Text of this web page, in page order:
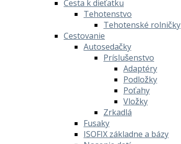
Cesta k dieťatku
Tehotenstvo
Tehotenské rolničky
Cestovanie
Autosedačky
Príslušenstvo
Adaptéry
Podložky
Poťahy
Vložky
Zrkadlá
Fusaky
ISOFIX základne a bázy